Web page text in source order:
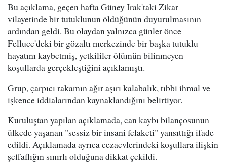
Bu açıklama, geçen hafta Güney Irak'taki Zikar
vilayetinde bir tutuklunun öldüğünün duyurulmasının
ardından geldi. Bu olaydan yalnızca günler önce
Felluce'deki bir gözaltı merkezinde bir başka tutuklu
hayatını kaybetmiş, yetkililer ölümün bilinmeyen
koşullarda gerçekleştiğini açıklamıştı.
Grup, çarpıcı rakamın ağır aşırı kalabalık, tıbbi ihmal ve
işkence iddialarından kaynaklandığını belirtiyor.
Kuruluştan yapılan açıklamada, can kaybı bilançosunun
ülkede yaşanan "sessiz bir insani felaketi" yansıttığı ifade
edildi. Açıklamada ayrıca cezaevlerindeki koşullara ilişkin
şeffaflığın sınırlı olduğuna dikkat çekildi.